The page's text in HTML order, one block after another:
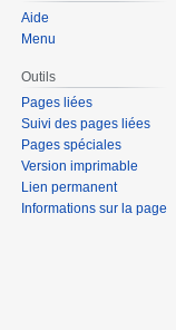
Aide
Menu
Outils
Pages liées
Suivi des pages liées
Pages spéciales
Version imprimable
Lien permanent
Informations sur la page